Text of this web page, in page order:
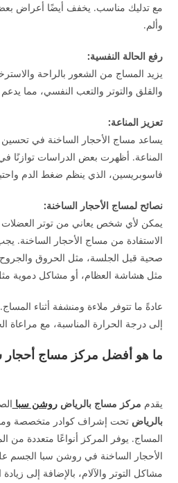
مع تدليك مناسب. يخفف أيضًا أعراض
وألم.
رفع الحالة النفسية:
يزيد المساج من الشعور بالراحة
والقلق والتوتر والتعب النفسي، مما
تعزيز المناعة:
يساعد مساج الأحجار الساخنة في
المناعة. أظهرت بعض الدراسات توازنًا
فاسوبريسين، الذي ينظم ضغط الدم
نصائح لمساج الأحجار الساخنة:
يمكن لأي شخص يعاني من توتر العضلات
الاستفادة من مساج الأحجار الساخنة.
صحية قبل الجلسة، مثل الحروق والجروح
مثل هشاشة العظام، أو مشاكل دموية
عادةً ما تتوفر ملاءة ومنشفة أثناء
إلى درجة الحرارة المناسبة، مع مراعاة
ما هو أفضل مركز مساج أحجار
يقدم مركز مساج بالرياض روشن سبا
بالرياضتحت إشراف كوادر متخصصة
المساج. يوفر المركز أنواعًا متعددة من
الأحجار الساخنة في روشن سبا الجسم
مشاكل التوتر والآلام، بالإضافة إلى